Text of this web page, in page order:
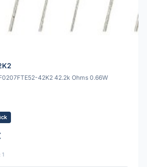
42K2 42.2k Ohms 0.66W
1